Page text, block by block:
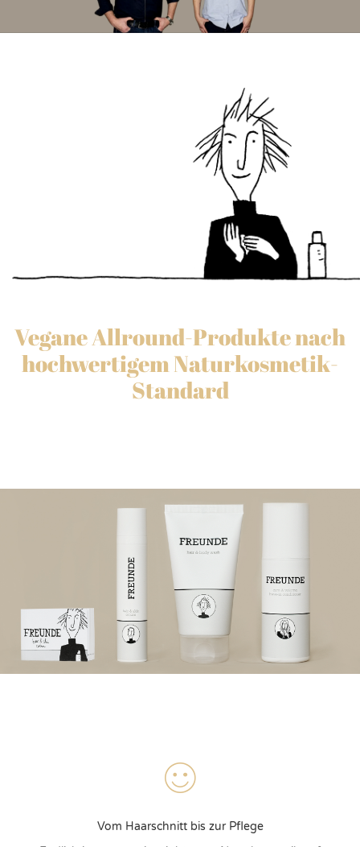
Vegane Allround-Produkte nach
hochwertigem Naturkosmetik-
Standard
Vom Haarschnitt bis zur Pflege